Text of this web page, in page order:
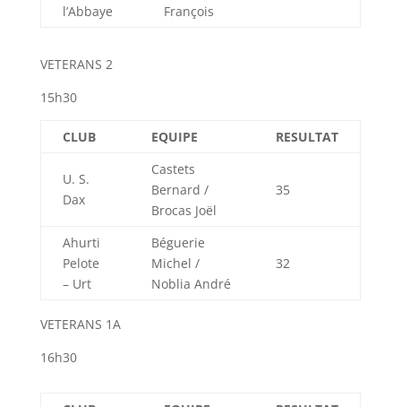
l’Abbaye
François
VETERANS 2
15h30
CLUB EQUIPE RESULTAT
U. S.
Dax
Castets
Bernard /
Brocas Joël
35
Ahurti
Pelote
– Urt
Béguerie
Michel /
Noblia André
32
VETERANS 1A
16h30